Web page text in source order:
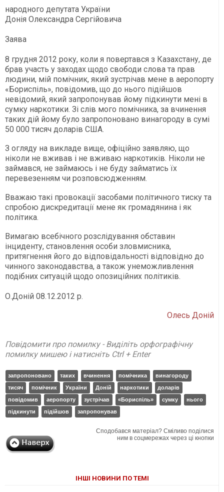
народного депутата України
Донія Олександра Сергійовича
Заява
8 грудня 2012 року, коли я повертався з Казахстану, де
брав участь у заходах щодо свободи слова та прав
людини, мій помічник, який зустрічав мене в аеропорту
«Бориспіль», повідомив, що до нього підійшов
невідомий, який запропонував йому підкинути мені в
сумку наркотики. Зі слів мого помічника, за вчинення
таких дій йому було запропоновано винагороду в сумі
50 000 тисяч доларів США.
З огляду на викладе вище, офіційно заявляю, що
ніколи не вживав і не вживаю наркотиків. Ніколи не
займався, не займаюсь і не буду займатись їх
перевезенням чи розповсюдженням.
Вважаю такі провокації засобами політичного тиску та
спробою дискредитації мене як громадянина і як
політика.
Вимагаю всебічного розслідування обставин
інциденту, становлення особи зловмисника,
притягнення його до відповідальності відповідно до
чинного законодавства, а також унеможливлення
подібних ситуацій щодо опозиційних політиків.
О.Доній 08.12.2012 р.
Олесь Доній
Повідомити про помилку - Виділіть орфографічну
помилку мишею і натисніть Ctrl + Enter
запропоновано таких вчинення помічника
винагороду
тисяч
помічник України Доній наркотики
доларів
повідомив
аеропорту зустрічав «Бориспіль» сумку
нього
підкинути
підійшов запропонував
Сподобався матеріал? Сміливо поділися
ним в соцмережах через ці кнопки
ІНШІ НОВИНИ ПО ТЕМІ